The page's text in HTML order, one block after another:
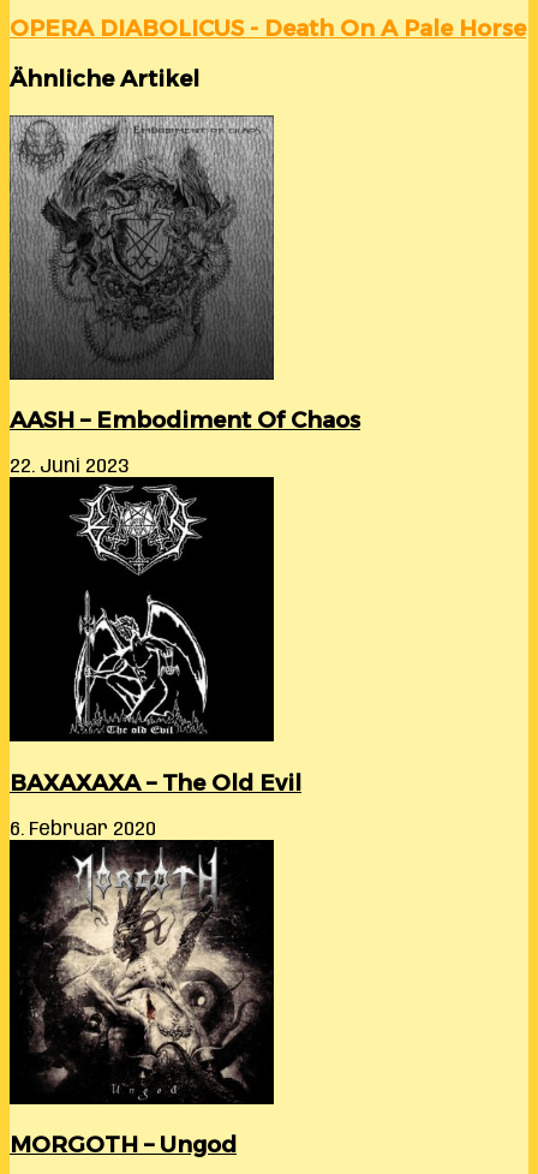
OPERA DIABOLICUS - Death On A Pale Horse
Ähnliche Artikel
AASH – Embodiment Of Chaos
22. Juni 2023
BAXAXAXA – The Old Evil
6. Februar 2020
MORGOTH – Ungod